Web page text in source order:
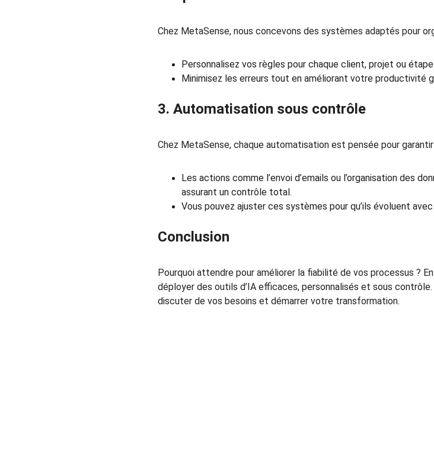
Chez MetaSense, nous concevons des systèmes adaptés pour
Personnalisez vos règles pour chaque client, projet ou
Minimisez les erreurs tout en améliorant votre productivité
3. Automatisation sous contrôle
Chez MetaSense, chaque automatisation est pensée pour
Les actions comme l’envoi d’emails ou l’organisation des
assurant un contrôle total.
Vous pouvez ajuster ces systèmes pour qu’ils évoluent
Conclusion
Pourquoi attendre pour améliorer la fiabilité de vos processus ?
déployer des outils d’IA efficaces, personnalisés et sous contrôle.
discuter de vos besoins et démarrer votre transformation.